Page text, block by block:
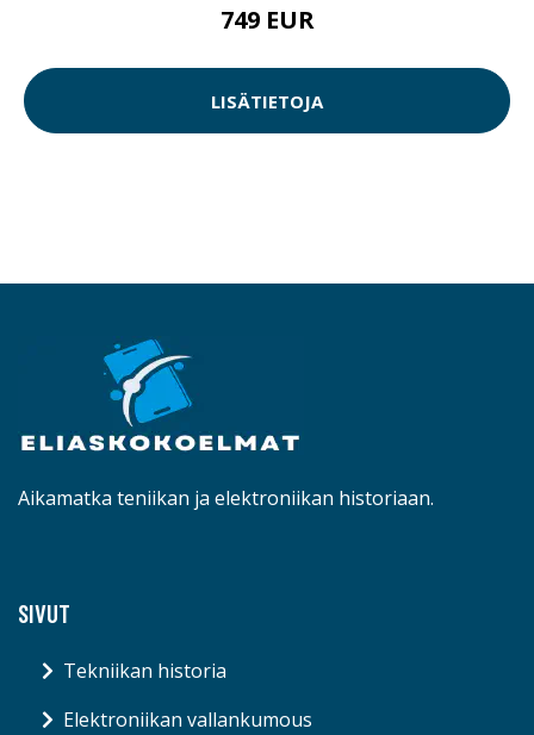
749 EUR
LISÄTIETOJA
Aikamatka teniikan ja elektroniikan historiaan.
SIVUT
Tekniikan historia
Elektroniikan vallankumous